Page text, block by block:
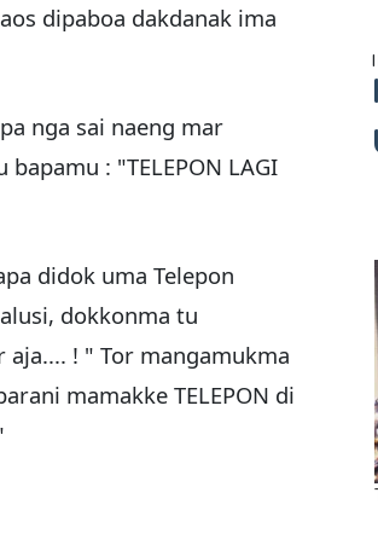
dipaboa dakdanak ima
nga sai naeng mar
: "TELEPON LAGI
didok uma Telepon
dokkonma tu
aja.... ! " Tor mangamukma
mamakke TELEPON di